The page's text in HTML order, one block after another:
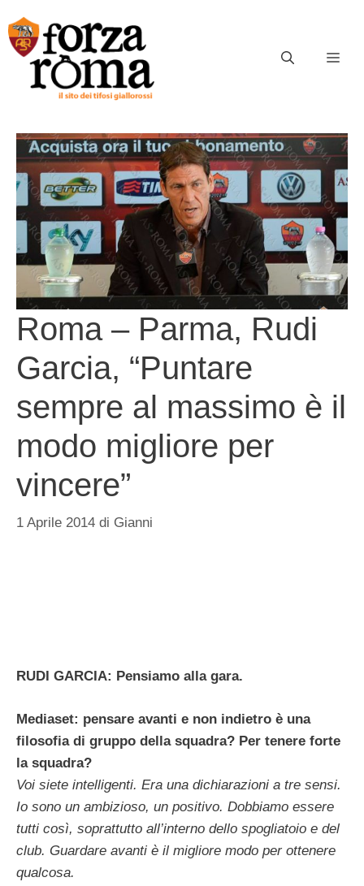
al
contenuto
Roma – Parma, Rudi
Garcia, “Puntare
sempre al massimo è il
modo migliore per
vincere”
1 Aprile 2014 di Gianni
RUDI GARCIA: Pensiamo alla gara.
Mediaset: pensare avanti e non indietro è una
filosofia di gruppo della squadra? Per tenere forte
la squadra?
Voi siete intelligenti. Era una dichiarazioni a tre sensi.
Io sono un ambizioso, un positivo. Dobbiamo essere
tutti così, soprattutto all’interno dello spogliatoio e del
club. Guardare avanti è il migliore modo per ottenere
qualcosa.